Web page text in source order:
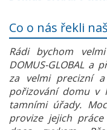
Co o nás řekli
Rádi bychom
DOMUS-GLOBAL a
za velmi precizní
pořizování domu v
tamními úřady.
provize jejich